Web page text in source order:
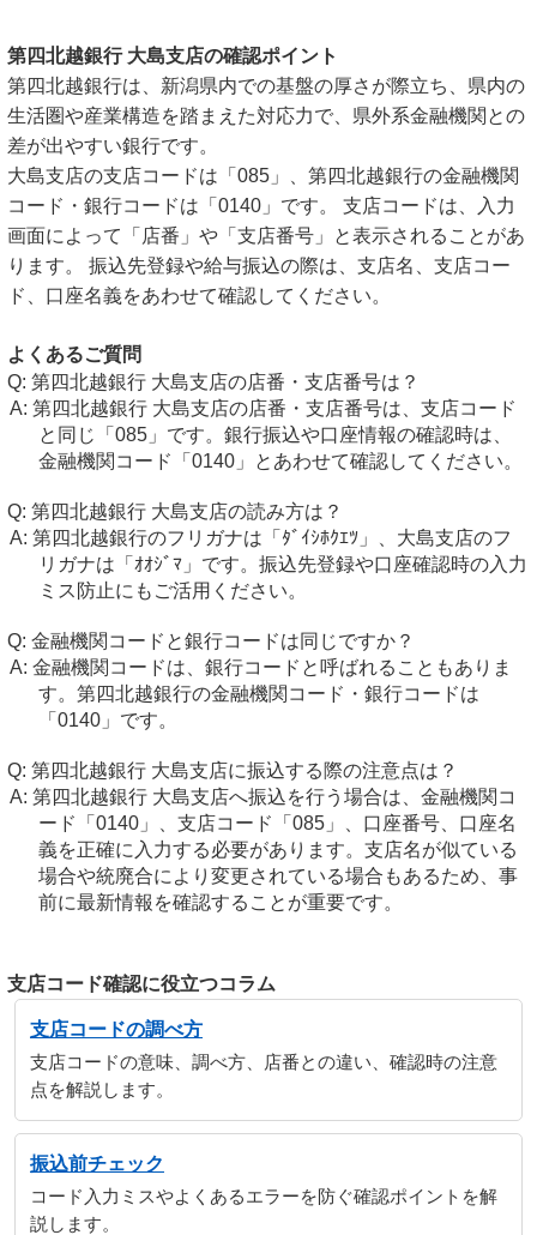
第四北越銀行 大島支店の確認ポイント
第四北越銀行は、新潟県内での基盤の厚さが際立ち、県内の
生活圏や産業構造を踏まえた対応力で、県外系金融機関との
差が出やすい銀行です。
大島支店の支店コードは「085」、第四北越銀行の金融機関
コード・銀行コードは「0140」です。 支店コードは、入力
画面によって「店番」や「支店番号」と表示されることがあ
ります。 振込先登録や給与振込の際は、支店名、支店コー
ド、口座名義をあわせて確認してください。
よくあるご質問
第四北越銀行 大島支店の店番・支店番号は？
第四北越銀行 大島支店の店番・支店番号は、支店コード
と同じ「085」です。銀行振込や口座情報の確認時は、
金融機関コード「0140」とあわせて確認してください。
第四北越銀行 大島支店の読み方は？
第四北越銀行のフリガナは「ﾀﾞｲｼﾎｸｴﾂ」、大島支店のフ
リガナは「ｵｵｼﾞﾏ」です。振込先登録や口座確認時の入力
ミス防止にもご活用ください。
金融機関コードと銀行コードは同じですか？
金融機関コードは、銀行コードと呼ばれることもありま
す。第四北越銀行の金融機関コード・銀行コードは
「0140」です。
第四北越銀行 大島支店に振込する際の注意点は？
第四北越銀行 大島支店へ振込を行う場合は、金融機関コ
ード「0140」、支店コード「085」、口座番号、口座名
義を正確に入力する必要があります。支店名が似ている
場合や統廃合により変更されている場合もあるため、事
前に最新情報を確認することが重要です。
支店コード確認に役立つコラム
支店コードの調べ方
支店コードの意味、調べ方、店番との違い、確認時の注意
点を解説します。
振込前チェック
コード入力ミスやよくあるエラーを防ぐ確認ポイントを解
説します。